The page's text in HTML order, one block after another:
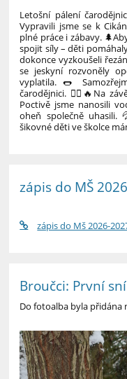
Letošní pálení
Vypravili jsme se k
plné práce i zábavy. 🌲
spojit síly – děti
dokonce vyzkoušeli
se jeskyní rozvoněly
vyplatila. 🌭
čarodějnici. 🧙‍♀️🔥 Na
Poctivě jsme nanosili
oheň společně uhasili.
šikovné děti ve školce
zápis do MŠ
zápis do Mš 2026-
Broučci: První
Do fotoalba byla přidána